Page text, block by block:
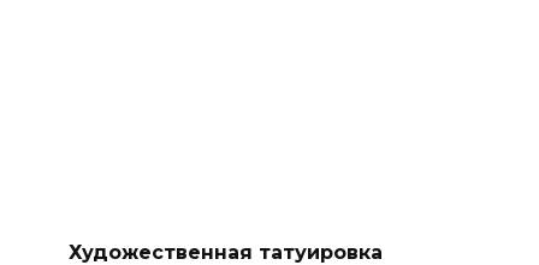
Художественная татуировка